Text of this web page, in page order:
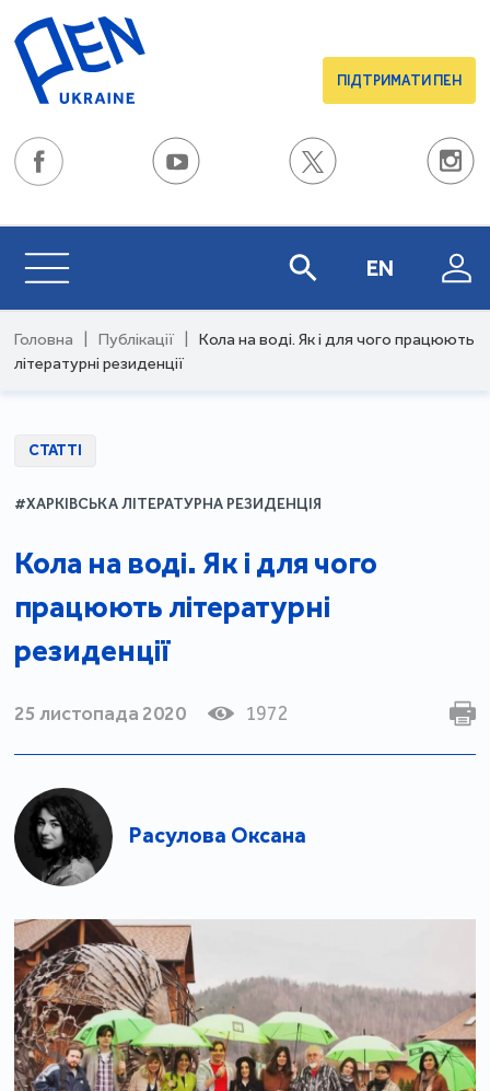
ПІДТРИМАТИ ПЕН
EN
Головна Публікації
Кола на воді. Як і для чого працюють
літературні резиденції
СТАТТІ
#ХАРКІВСЬКА ЛІТЕРАТУРНА РЕЗИДЕНЦІЯ
Кола на воді. Як і для чого
працюють літературні
резиденції
25 листопада 2020 1972
Расулова Оксана